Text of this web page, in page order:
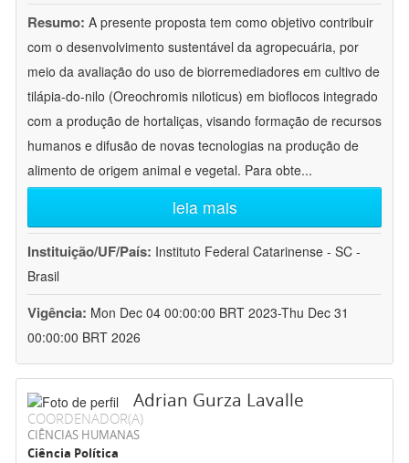
Resumo: A presente proposta tem como objetivo contribuir
com o desenvolvimento sustentável da agropecuária, por
meio da avaliação do uso de biorremediadores em cultivo de
tilápia-do-nilo (Oreochromis niloticus) em bioflocos integrado
com a produção de hortaliças, visando formação de recursos
humanos e difusão de novas tecnologias na produção de
alimento de origem animal e vegetal. Para obte...
leia mais
Instituição/UF/País: Instituto Federal Catarinense - SC -
Brasil
Vigência: Mon Dec 04 00:00:00 BRT 2023-Thu Dec 31
00:00:00 BRT 2026
Adrian Gurza Lavalle
COORDENADOR(A)
CIÊNCIAS HUMANAS
Ciência Política